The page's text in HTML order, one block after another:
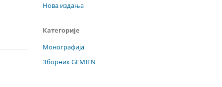
Нова издања
Категорије
Монографија
Зборник GEMIEN